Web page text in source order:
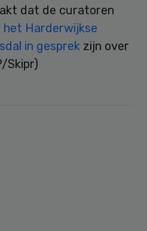
dat de curatoren
het Harderwijkse
in gesprek zijn over
Skipr)